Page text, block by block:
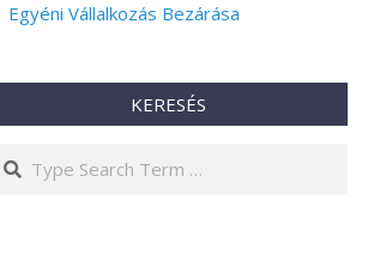
Egyéni Vállalkozás Bezárása
KERESÉS
Search